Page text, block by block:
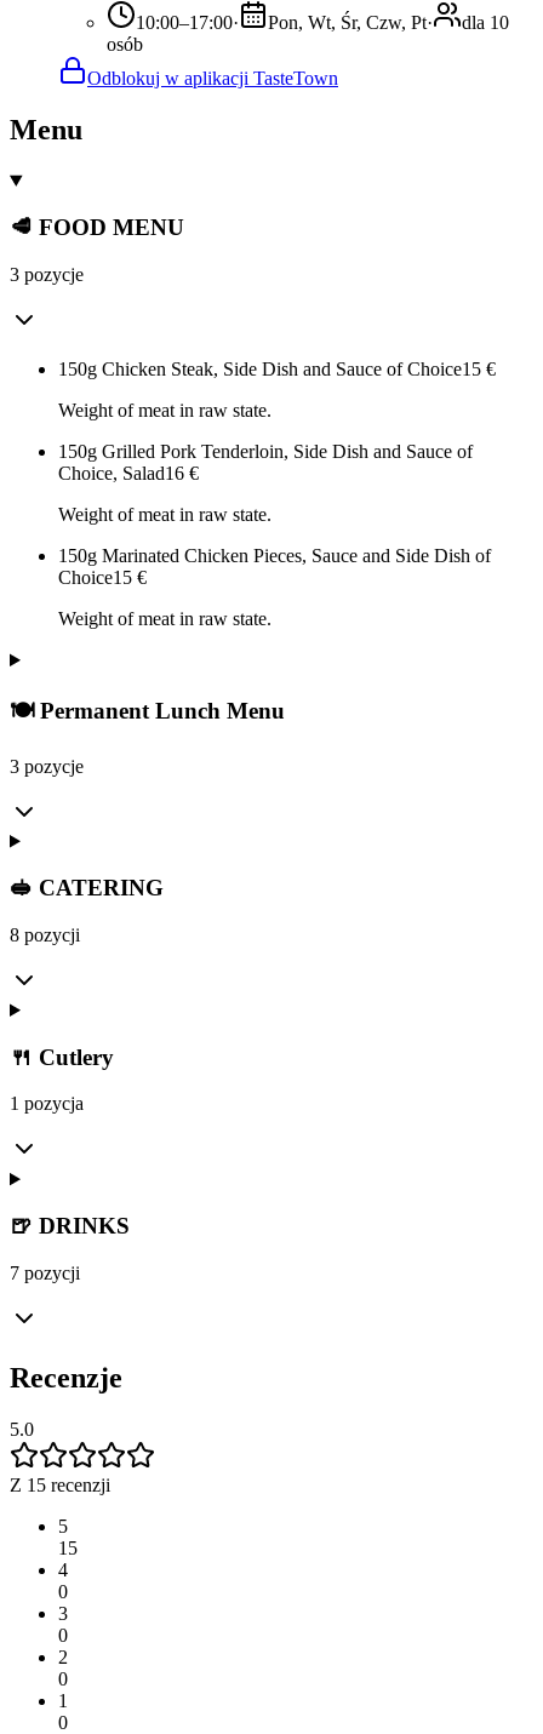
10:00–17:00· Pon, Wt, Śr, Czw, Pt·
dla 10
osób
Odblokuj w aplikacji TasteTown
Menu
🥩 FOOD MENU
3 pozycje
150g Chicken Steak, Side Dish and Sauce of Choice15 €
Weight of meat in raw state.
150g Grilled Pork Tenderloin, Side Dish and Sauce of
Choice, Salad16 €
Weight of meat in raw state.
150g Marinated Chicken Pieces, Sauce and Side Dish of
Choice15 €
Weight of meat in raw state.
🍽️ Permanent Lunch Menu
3 pozycje
🥪 CATERING
8 pozycji
🍴 Cutlery
1 pozycja
🍺 DRINKS
7 pozycji
Recenzje
5.0
Z 15 recenzji
5
15
4
0
3
0
2
0
1
0